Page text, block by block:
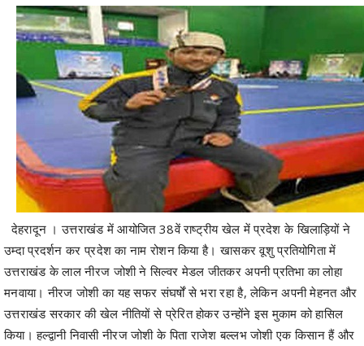
देहरादून । उत्तराखंड में आयोजित 38वें राष्ट्रीय खेल में प्रदेश के खिलाड़ियों ने
उम्दा प्रदर्शन कर प्रदेश का नाम रोशन किया है। खासकर वूशु प्रतियोगिता में
उत्तराखंड के लाल नीरज जोशी ने सिल्वर मेडल जीतकर अपनी प्रतिभा का लोहा
मनवाया। नीरज जोशी का यह सफर संघर्षों से भरा रहा है, लेकिन अपनी मेहनत और
उत्तराखंड सरकार की खेल नीतियों से प्रेरित होकर उन्होंने इस मुकाम को हासिल
किया। हल्द्वानी निवासी नीरज जोशी के पिता राजेश बल्लभ जोशी एक किसान हैं और